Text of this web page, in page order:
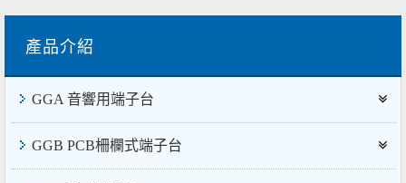
產品介紹
GGA 音響用端子台
GGB PCB柵欄式端子台